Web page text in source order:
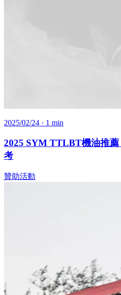
2025/02/24 · 1 min
2025 SYM TTLBT機油推
考
贊助活動